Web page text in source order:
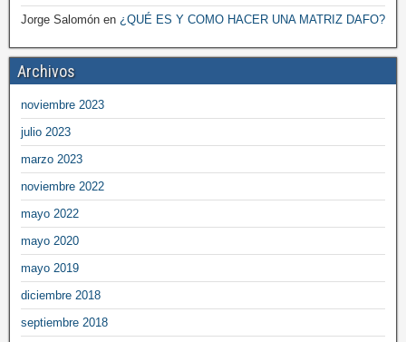
Jorge Salomón en ¿QUÉ ES Y COMO HACER UNA MATRIZ DAFO?
Archivos
noviembre 2023
julio 2023
marzo 2023
noviembre 2022
mayo 2022
mayo 2020
mayo 2019
diciembre 2018
septiembre 2018